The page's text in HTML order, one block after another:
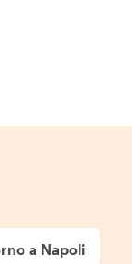
a Napoli